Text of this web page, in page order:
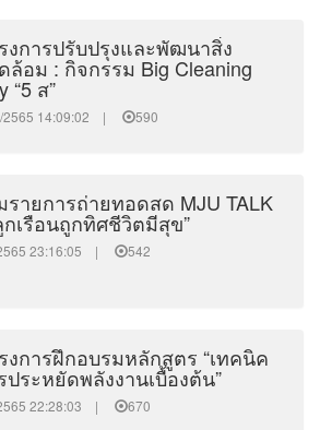
งการปรับปรุงและพัฒนาสิ่ง
ล้อม : กิจกรรม Big Cleaning
“5 ส”
2565 14:09:02 | 590
รายการถ่ายทอดสด MJU TALK
กเรือนถูกทิศชีวิตมีสุข”
23:16:05 | 542
งการฝึกอบรมหลักสูตร “เทคนิค
ประหยัดพลังงานเบื้องต้น”
22:28:03 | 670